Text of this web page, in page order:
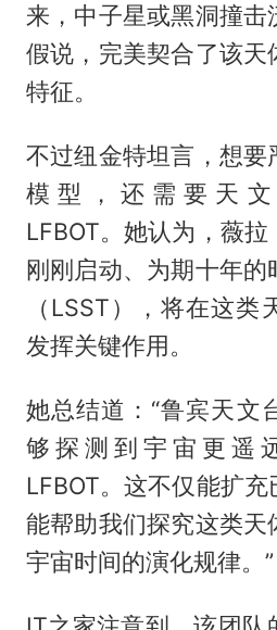
来，中子星或黑洞撞
假说，完美契合了该天
特征。
不过纽金特坦言，想要
模型，还需要天
LFBOT。她认为，薇
刚刚启动、为期十年的
（LSST），将在这类
发挥关键作用。
她总结道：“鲁宾天文
够探测到宇宙更遥
LFBOT。这不仅能扩
能帮助我们探究这类天
宇宙时间的演化规律。”